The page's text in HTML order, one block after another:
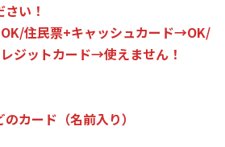
い！
住民票+キャッシュカード→OK/
ジットカード→使えません！
カード（名前入り）